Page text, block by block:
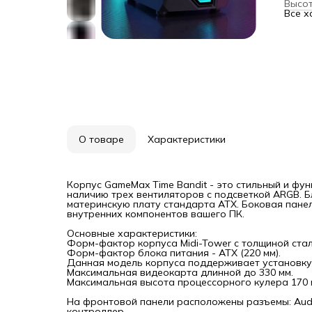
мм.
На
На
На
На
Все
О товаре Характеристики
Корпус GameMax Time Bandit - это стильный и
наличию трех вентиляторов с подсветкой
материнскую плату стандарта ATX. Боковая
внутренних компонентов вашего ПК.
Основные характеристики:
Форм-фактор корпуса Midi-Tower с толщиной
Форм-фактор блока питания - АТХ (220 мм).
Данная модель корпуса поддерживает
Максимальная видеокарта длинной до 330 мм.
Максимальная высота процессорного кулера 170
На фронтовой панели расположены разъемы: